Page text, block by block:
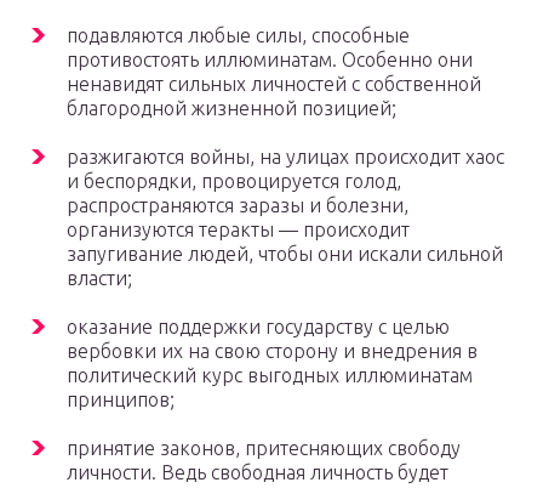
подавляются любые силы, способные
противостоять иллюминатам. Особенно они
ненавидят сильных личностей с собственной
благородной жизненной позицией;
разжигаются войны, на улицах происходит хаос
и беспорядки, провоцируется голод,
распространяются заразы и болезни,
организуются теракты — происходит
запугивание людей, чтобы они искали сильной
власти;
оказание поддержки государству с целью
вербовки их на свою сторону и внедрения в
политический курс выгодных иллюминатам
принципов;
принятие законов, притесняющих свободу
личности. Ведь свободная личность будет